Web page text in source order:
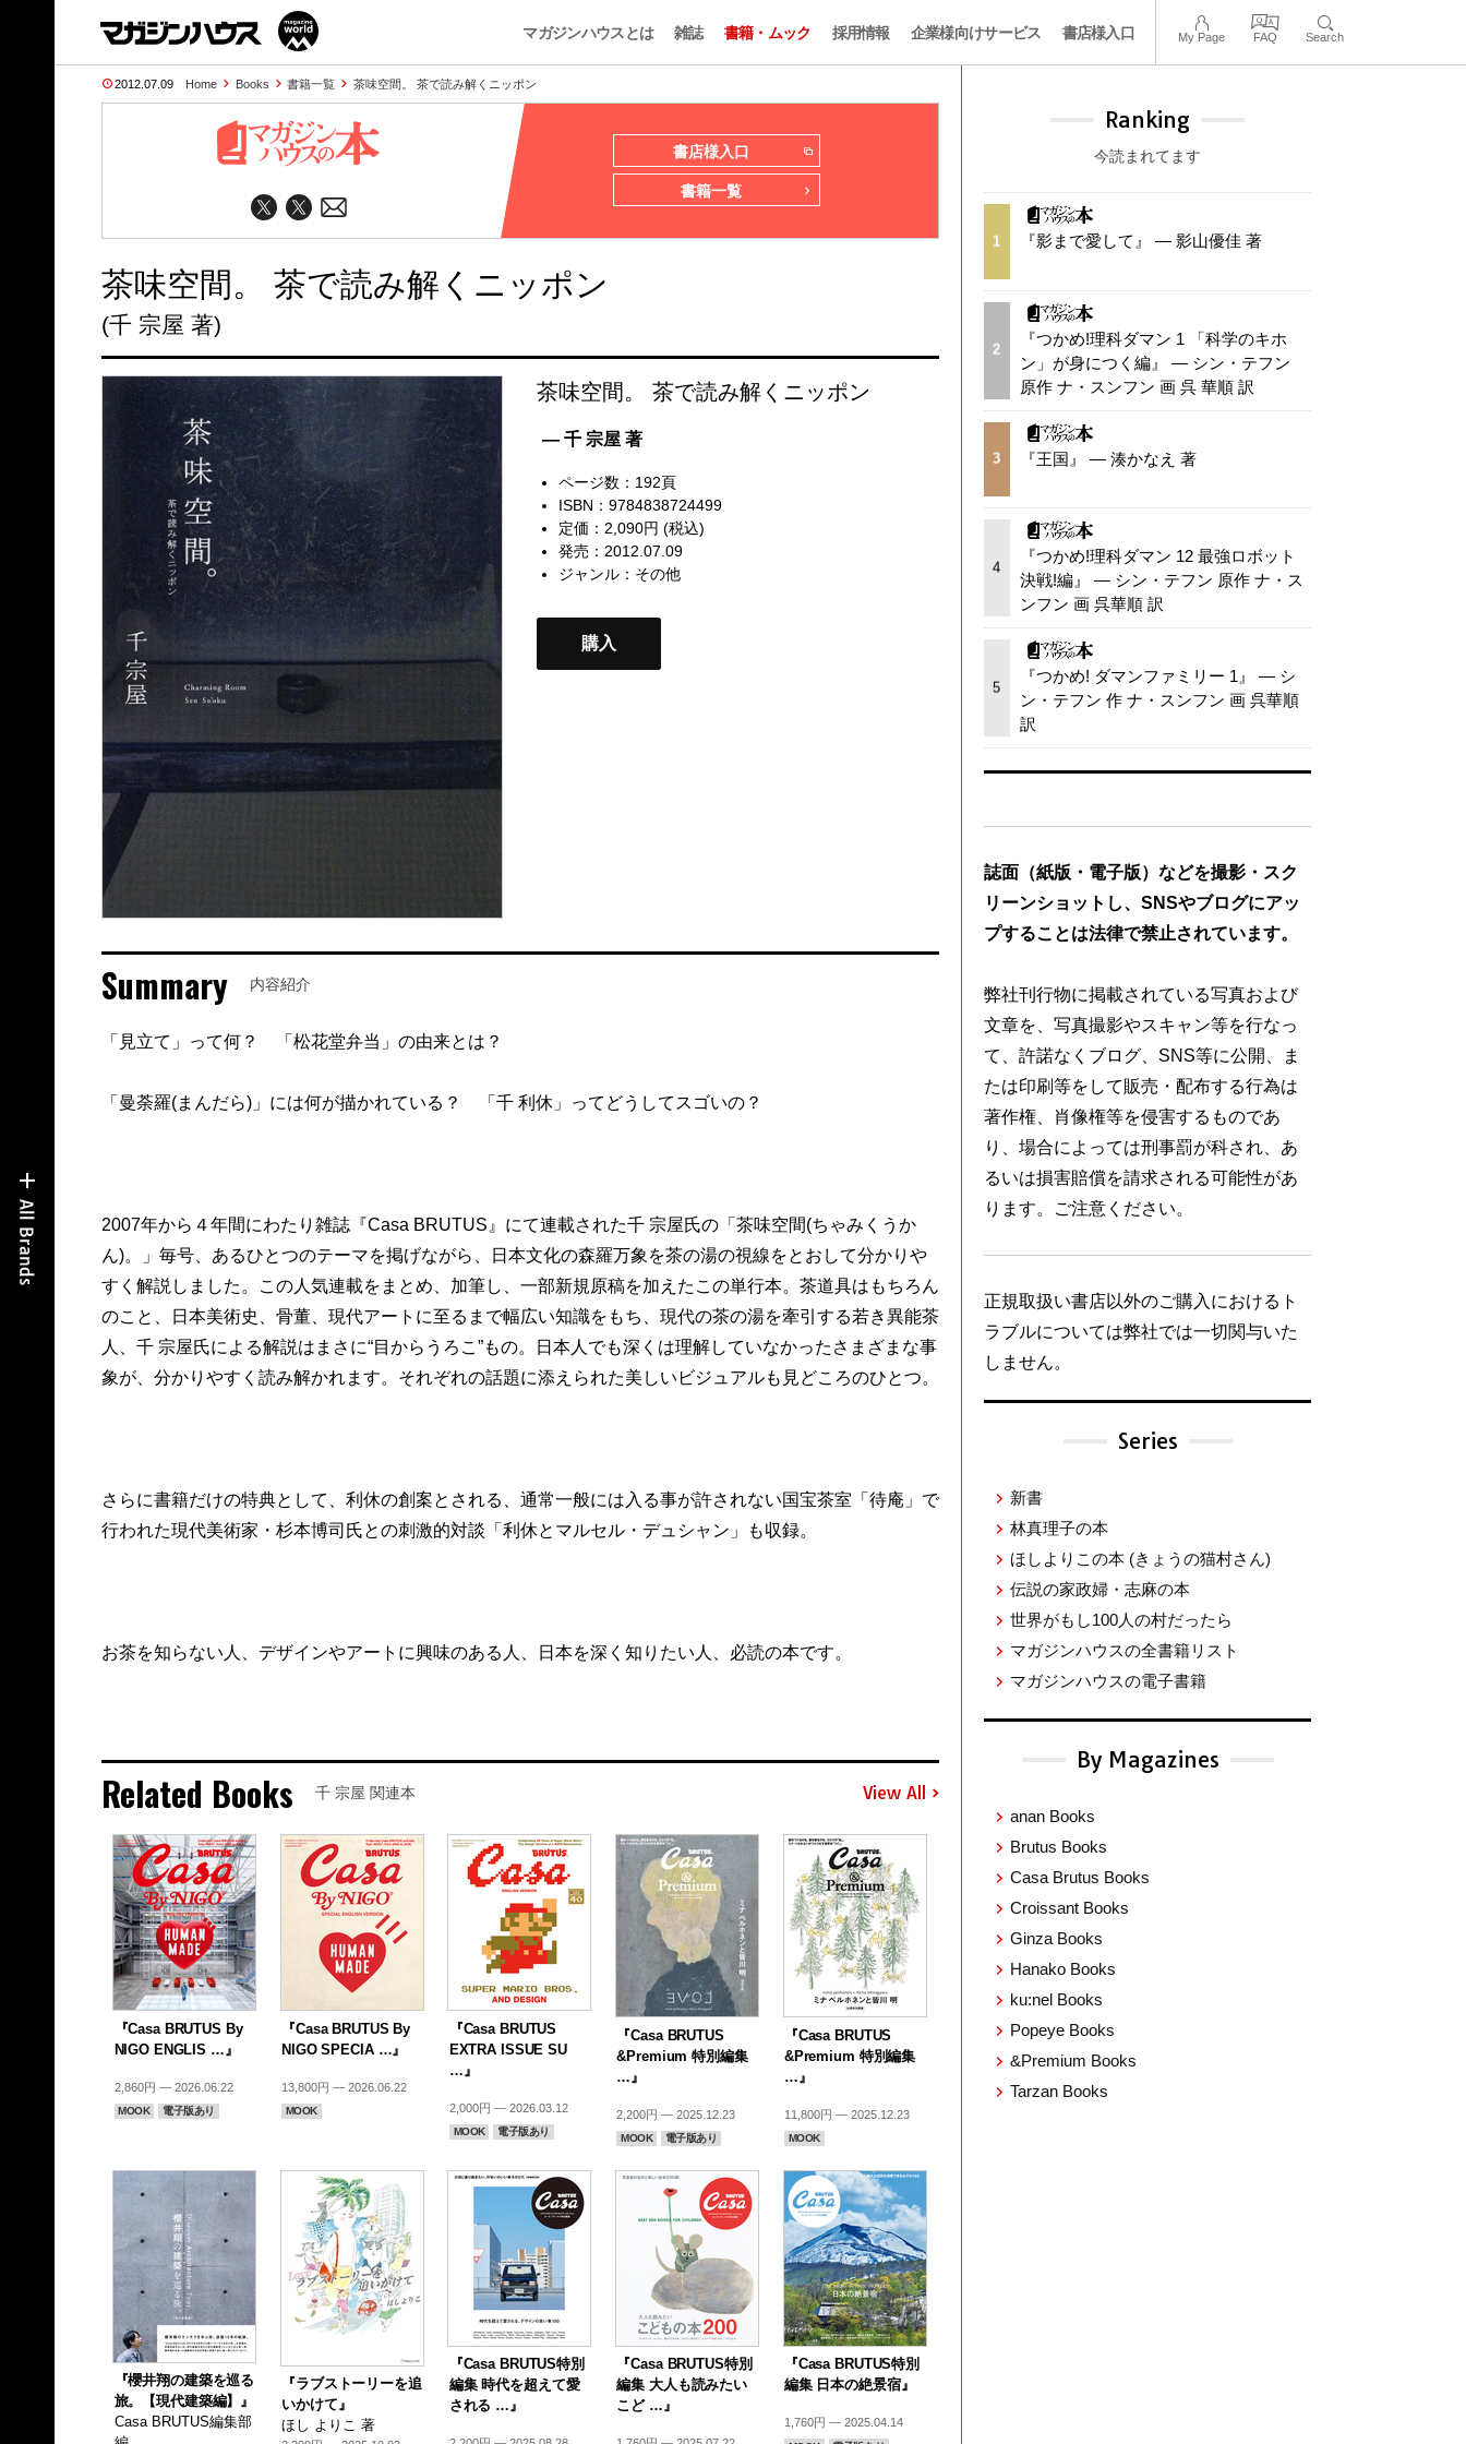
マガジンハウスとは 雑誌 書籍・ムック 採用情報 企業様向けサービス 書店様入口 My Page FAQ Search
2012.07.09 Home Books 書籍一覧 茶味空間。 茶で読み解くニッポン
書店様入口
書籍一覧
茶味空間。 茶で読み解くニッポン
(千 宗屋 著)
茶味空間。 茶で読み解くニッポン
— 千 宗屋 著
ページ数：192頁
ISBN：9784838724499
定価：2,090円 (税込)
発売：2012.07.09
ジャンル： その他
購入
Summary 内容紹介
「見立て」って何？ 「松花堂弁当」の由来とは？
「曼荼羅(まんだら)」には何が描かれている？ 「千 利休」ってどうしてスゴいの？
2007年から４年間にわたり雑誌『Casa BRUTUS』にて連載された千 宗屋氏の「茶味空間(ちゃみくうか
ん)。」毎号、あるひとつのテーマを掲げながら、日本文化の森羅万象を茶の湯の視線をとおして分かりや
すく解説しました。この人気連載をまとめ、加筆し、一部新規原稿を加えたこの単行本。茶道具はもちろん
のこと、日本美術史、骨董、現代アートに至るまで幅広い知識をもち、現代の茶の湯を牽引する若き異能茶
人、千 宗屋氏による解説はまさに“目からうろこ”もの。日本人でも深くは理解していなかったさまざまな事
象が、分かりやすく読み解かれます。それぞれの話題に添えられた美しいビジュアルも見どころのひとつ。
さらに書籍だけの特典として、利休の創案とされる、通常一般には入る事が許されない国宝茶室「待庵」で
行われた現代美術家・杉本博司氏との刺激的対談「利休とマルセル・デュシャン」も収録。
お茶を知らない人、デザインやアートに興味のある人、日本を深く知りたい人、必読の本です。
Related Books 千 宗屋 関連本 View All
『Casa BRUTUS By
NIGO ENGLIS …』
2,860円 — 2026.06.22
MOOK 電子版あり
『Casa BRUTUS By
NIGO SPECIA …』
13,800円 — 2026.06.22
MOOK
『Casa BRUTUS
EXTRA ISSUE SU
…』
2,000円 — 2026.03.12
MOOK 電子版あり
『Casa BRUTUS
&Premium 特別編集
…』
2,200円 — 2025.12.23
MOOK 電子版あり
『Casa BRUTUS
&Premium 特別編集
…』
11,800円 — 2025.12.23
MOOK
『櫻井翔の建築を巡る
旅。【現代建築編】』
Casa BRUTUS編集部
『ラブストーリーを追
いかけて』
ほし よりこ 著
『Casa BRUTUS特別
編集 時代を超えて愛
される …』
『Casa BRUTUS特別
編集 大人も読みたい
こど …』
『Casa BRUTUS特別
編集 日本の絶景宿』
1,760円 — 2025.04.14
Ranking
今読まれてます
1 『影まで愛して』 — 影山優佳 著
2
『つかめ!理科ダマン 1 「科学のキホ
ン」が身につく編』 — シン・テフン
原作 ナ・スンフン 画 呉 華順 訳
3 『王国』 — 湊かなえ 著
4
『つかめ!理科ダマン 12 最強ロボット
決戦!編』 — シン・テフン 原作 ナ・ス
ンフン 画 呉華順 訳
5
『つかめ! ダマンファミリー 1』 — シ
ン・テフン 作 ナ・スンフン 画 呉華順
訳
誌面（紙版・電子版）などを撮影・スク
リーンショットし、SNSやブログにアッ
プすることは法律で禁止されています。
弊社刊行物に掲載されている写真および
文章を、写真撮影やスキャン等を行なっ
て、許諾なくブログ、SNS等に公開、ま
たは印刷等をして販売・配布する行為は
著作権、肖像権等を侵害するものであ
り、場合によっては刑事罰が科され、あ
るいは損害賠償を請求される可能性があ
ります。ご注意ください。
正規取扱い書店以外のご購入におけるト
ラブルについては弊社では一切関与いた
しません。
Series
新書
林真理子の本
ほしよりこの本 (きょうの猫村さん)
伝説の家政婦・志麻の本
世界がもし100人の村だったら
マガジンハウスの全書籍リスト
マガジンハウスの電子書籍
By Magazines
anan Books
Brutus Books
Casa Brutus Books
Croissant Books
Ginza Books
Hanako Books
ku:nel Books
Popeye Books
&Premium Books
Tarzan Books